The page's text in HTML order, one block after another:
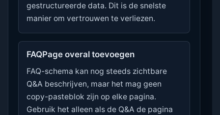
gestructureerde data. Dit is de snelste
manier om vertrouwen te verliezen.
FAQPage overal toevoegen
FAQ-schema kan nog steeds zichtbare
Q&A beschrijven, maar het mag geen
copy-pasteblok zijn op elke pagina.
Gebruik het alleen als de Q&A de pagina